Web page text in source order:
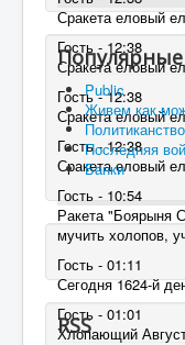
Сракета еловый
Гость - 12:38
Сракета еловый
Гость - 12:38
Сракета еловый
Гость - 12:38
Сракета еловый
Гость - 10:54
Ракета "Боярыня
мучить холопов,
Гость - 01:11
Сегодня 1624-й
Гость - 01:01
Хлопающий
Популярные
Public
Живем как
Политиканство
Последняя
Банки
RSS